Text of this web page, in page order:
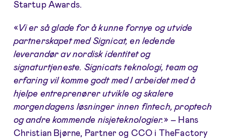
Startup Awards.
«Vi er så glade for å kunne fornye og utvide
partnerskapet med Signicat, en ledende
leverandør av nordisk identitet og
signaturtjeneste. Signicats teknologi, team og
erfaring vil komme godt med I arbeidet med å
hjelpe entreprenører utvikle og skalere
morgendagens løsninger innen fintech, proptech
og andre kommende nisjeteknologier. » – Hans
Christian Bjørne, Partner og CCO i TheFactory